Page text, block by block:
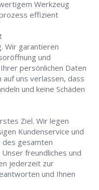
Werkzeug
effizient
Wir garantieren
und
persönlichen Daten
auf uns verlassen, dass
und keine Schäden
Ziel. Wir legen
Kundenservice und
des gesamten
freundliches und
jederzeit zur
und Ihnen